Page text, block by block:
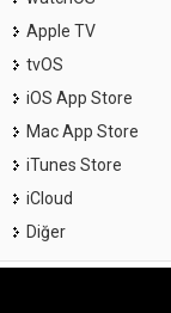
Apple TV
tvOS
iOS App Store
Mac App Store
iTunes Store
iCloud
Diğer